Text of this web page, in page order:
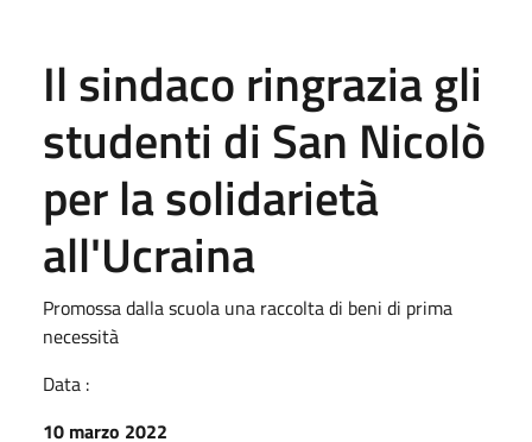
Il sindaco ringrazia gli
studenti di San Nicolò
per la solidarietà
all'Ucraina
Promossa dalla scuola una raccolta di beni di prima
necessità
Data :
10 marzo 2022